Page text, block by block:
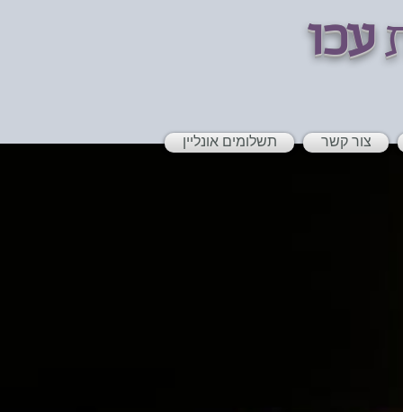
עכו
צור קשר תשלומים אונליין